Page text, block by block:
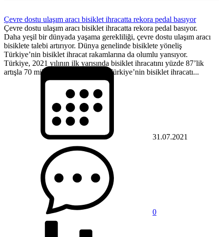
Çevre dostu ulaşım aracı bisiklet ihracatta rekora pedal basıyor
Çevre dostu ulaşım aracı bisiklet ihracatta rekora pedal basıyor.
Daha yeşil bir dünyada yaşama gerekliliği, çevre dostu ulaşım aracı
bisiklete talebi artırıyor. Dünya genelinde bisiklete yöneliş
Türkiye’nin bisiklet ihracat rakamlarına da olumlu yansıyor.
Türkiye, 2021 yılının ilk yarısında bisiklet ihracatını yüzde 87’lik
artışla 70 milyon dolara yükseltti. Türkiye’nin bisiklet ihracatı...
31.07.2021
0